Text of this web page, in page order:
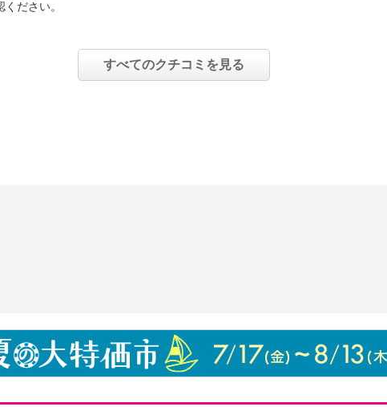
ださい。
すべてのクチコミを見る